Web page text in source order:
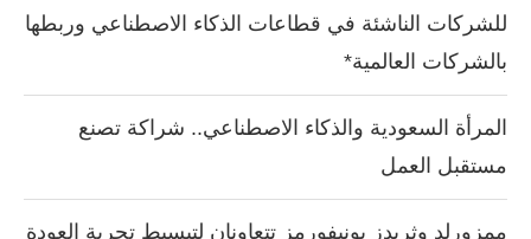
للشركات الناشئة في قطاعات الذكاء الاصطناعي وربطها
بالشركات العالمية*
المرأة السعودية والذكاء الاصطناعي.. شراكة تصنع
مستقبل العمل
ممزورلد وثريدز يونيفورمز تتعاونان لتبسيط تجربة العودة